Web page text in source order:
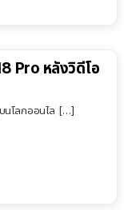
Pro หลังวิดีโอ
นโลกออนไล […]